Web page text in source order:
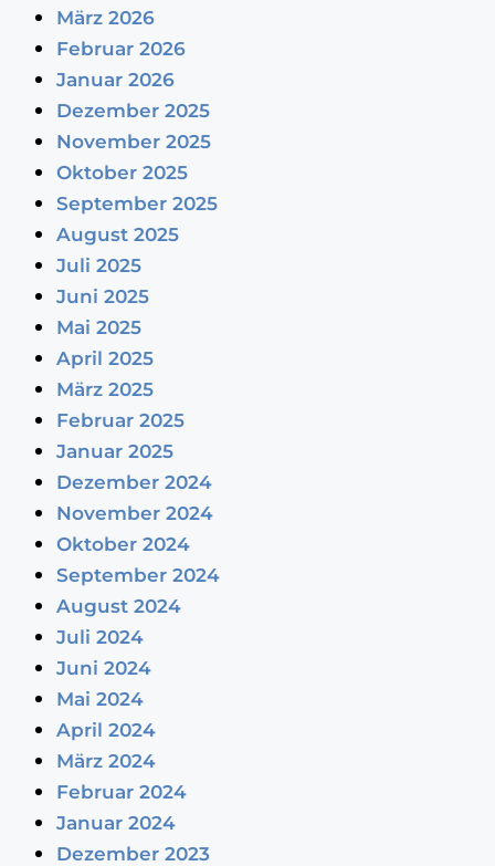
März 2026
Februar 2026
Januar 2026
Dezember 2025
November 2025
Oktober 2025
September 2025
August 2025
Juli 2025
Juni 2025
Mai 2025
April 2025
März 2025
Februar 2025
Januar 2025
Dezember 2024
November 2024
Oktober 2024
September 2024
August 2024
Juli 2024
Juni 2024
Mai 2024
April 2024
März 2024
Februar 2024
Januar 2024
Dezember 2023